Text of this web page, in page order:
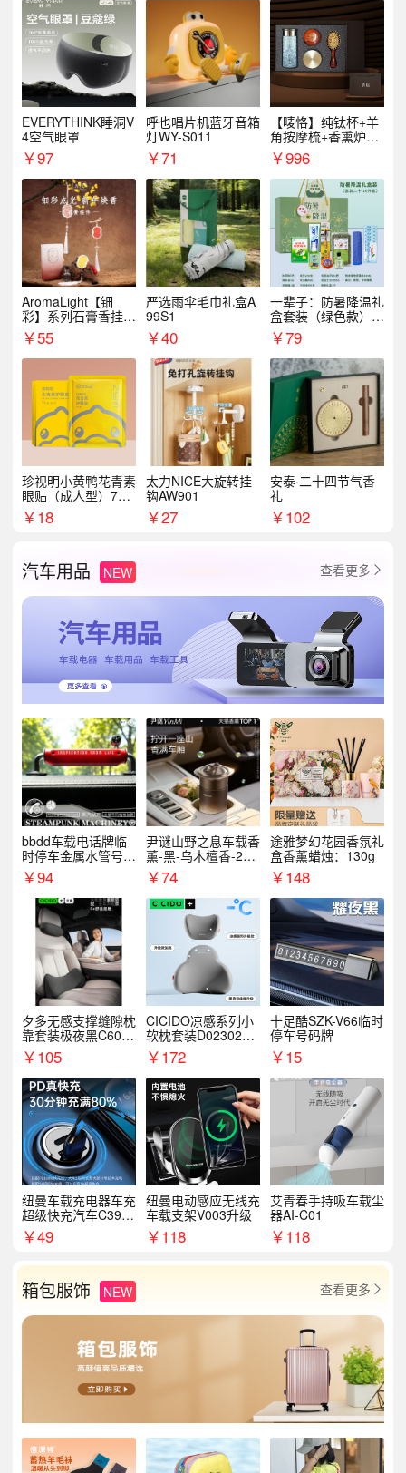
EVERYTHINK睡洞V
4空气眼罩
￥97
呼也唱片机蓝牙音箱
灯WY-S011
￥71
【唛恪】纯钛杯+羊
角按摩梳+香熏炉
+气垫梳
￥996
AromaLight【钿
彩】系列石膏香挂
（代发香味随机）
￥55
严选雨伞毛巾礼盒A
99S1
￥40
一辈子：防暑降温礼
盒套装（绿色款）支
持自由搭配
￥79
珍视明小黄鸭花青素
眼贴（成人型）7对/
盒
￥18
太力NICE大旋转挂
钩AW901
￥27
安泰·二十四节气香
礼
￥102
汽车用品 NEW 查看更多 
bbdd车载电话牌临
时停车金属水管号码
牌可隐藏创意趣味
￥94
尹谜山野之息车载香
薰-黑-乌木檀香-200
g￥74
途雅梦幻花园香氛礼
盒香薰蜡烛：130g
￥148
夕多无感支撑缝隙枕
靠套装极夜黑C6003
+C6004
￥105
CICIDO凉感系列小
软枕套装D023021+
D033031
￥172
十足酷SZK-V66临时
停车号码牌
￥15
纽曼车载充电器车充
超级快充汽车C39提
手拉环
￥49
纽曼电动感应无线充
车载支架V003升级
￥118
艾青春手持吸车载尘
器AI-C01
￥118
箱包服饰 NEW 查看更多 